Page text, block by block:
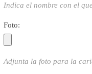
Indica el nombre con el
Foto:
Adjunta la foto para la